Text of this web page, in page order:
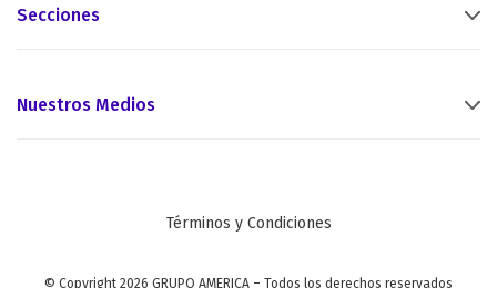
Secciones
Nuestros Medios
Términos y Condiciones
© Copyright 2026 GRUPO AMERICA – Todos los derechos reservados